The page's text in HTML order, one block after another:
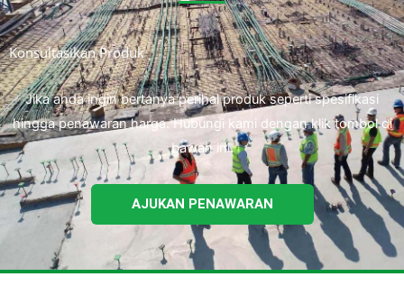
Konsultasikan Produk
Jika anda ingin bertanya perihal produk seperti spesifikasi
hingga penawaran harga. Hubungi kami dengan klik tombol di
bawah ini.
AJUKAN PENAWARAN